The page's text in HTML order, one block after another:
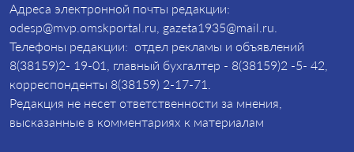
Адреса электронной почты редакции:
odesp@mvp.omskportal.ru, gazeta1935@mail.ru.
Телефоны редакции: отдел рекламы и объявлений
8(38159)2- 19-01, главный бухгалтер - 8(38159)2 -5- 42,
корреспонденты 8(38159) 2-17-71.
Редакция не несет ответственности за мнения,
высказанные в комментариях к материалам